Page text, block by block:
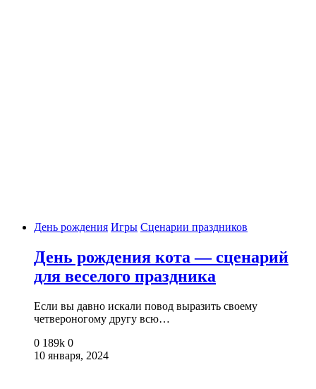
День рождения Игры Сценарии праздников
День рождения кота — сценарий
для веселого праздника
Если вы давно искали повод выразить своему
четвероногому другу всю…
0 189k 0
10 января, 2024